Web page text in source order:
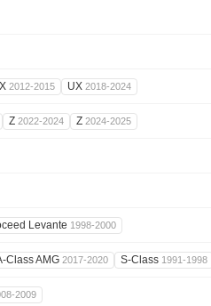
2012-2015 UX 2018-2024
Z 2022-2024 Z 2024-2025
Levante 1998-2000
Class AMG 2017-2020 S-Class 1991-1998
2009